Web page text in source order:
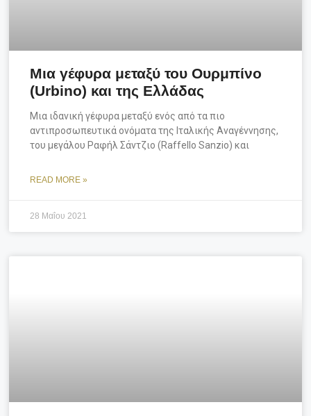
Μια γέφυρα μεταξύ του Ουρμπίνο
(Urbino) και της Ελλάδας
Μια ιδανική γέφυρα μεταξύ ενός από τα πιο
αντιπροσωπευτικά ονόματα της Ιταλικής Αναγέννησης,
του μεγάλου Ραφήλ Σάντζιο (Raffello Sanzio) και
READ MORE »
28 Μαΐου 2021